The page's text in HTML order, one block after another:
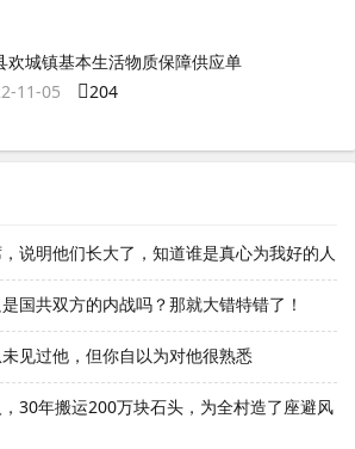
欢城镇基本生活物质保障供应单
11-05
204
说明他们长大了，知道谁是真心为我好的人
国共双方的内战吗？那就大错特错了！
见过他，但你自以为对他很熟悉
30年搬运200万块石头，为全村造了座避风